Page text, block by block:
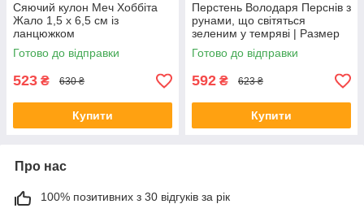
Сяючий кулон Меч Хоббіта
Жало 1,5 х 6,5 см із
ланцюжком
Готово до відправки
523 ₴ 630 ₴
Купити
Перстень Володаря Перснів з
рунами, що світяться
зеленим у темряві | Размер
10, Ø20 мм
Готово до відправки
592 ₴ 623 ₴
Купити
Про нас
100% позитивних з 30 відгуків за рік